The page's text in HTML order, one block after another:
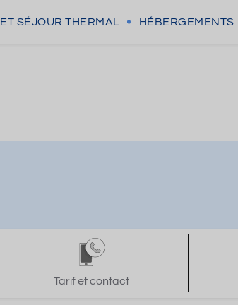
ET SÉJOUR THERMAL HÉBERGEMENTS
Tarif et contact